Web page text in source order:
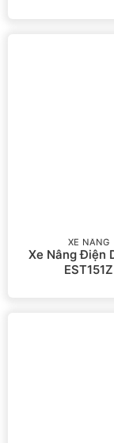
XE NÂNG
Xe Nâng Điện
EST151Z